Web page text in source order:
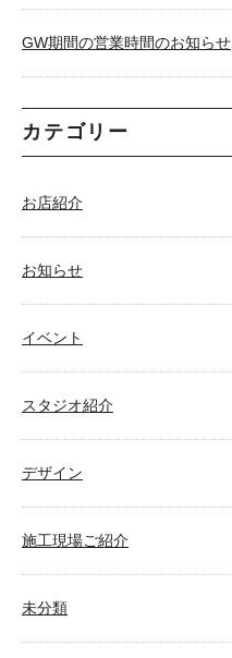
GW期間の営業時間のお知らせ
カテゴリー
お店紹介
お知らせ
イベント
スタジオ紹介
デザイン
施工現場ご紹介
未分類